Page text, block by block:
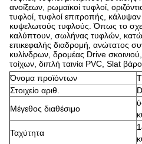
ανοίξεων, ρωμαϊκοί τυφλοί,
τυφλοί, τυφλοί επιτροπής,
κυψελωτούς τυφλούς. Όπως το
καλύπτουν, σωλήνας τυφλών,
επικεφαλής διαδρομή, ανώτατος
κυλίνδρων, δρομέας Drive
τοίχων, διπλή ταινία PVC, Slat
Όνομα προϊόντων
Στοιχείο αριθ.
Μέγεθος διαθέσιμο
Ταχύτητα